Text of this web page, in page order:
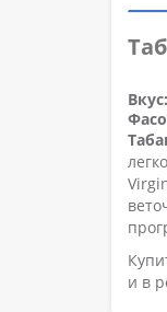
Вкус:
и в